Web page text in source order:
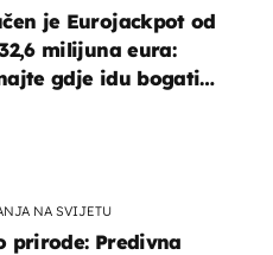
je Eurojackpot od
milijuna eura:
gdje idu bogati
NA SVIJETU
prirode: Predivna